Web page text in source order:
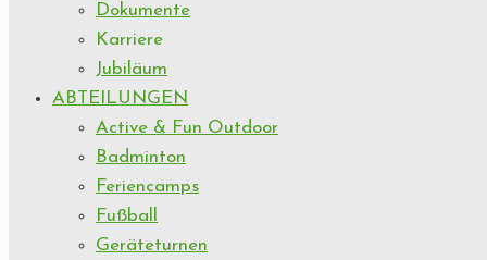
Dokumente
Karriere
Jubiläum
ABTEILUNGEN
Active & Fun Outdoor
Badminton
Feriencamps
Fußball
Geräteturnen